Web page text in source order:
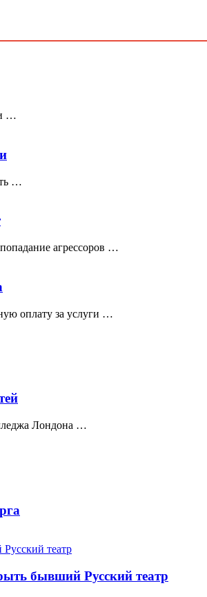
…
…
агрессоров …
оплату за услуги …
Лондона …
бывший Русский театр